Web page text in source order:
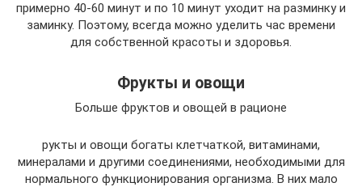
примерно 40-60 минут и по 10 минут уходит на разминку и
заминку. Поэтому, всегда можно уделить час времени
для собственной красоты и здоровья.
Фрукты и овощи
Больше фруктов и овощей в рационе
рукты и овощи богаты клетчаткой, витаминами,
минералами и другими соединениями, необходимыми для
нормального функционирования организма. В них мало